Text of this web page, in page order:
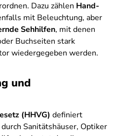
Dazu zählen Hand-
mit Beleuchtung, aber
Sehhilfen, mit denen
Buchseiten stark
wiedergegeben werden.
und
(HHVG) definiert
Sanitätshäuser, Optiker